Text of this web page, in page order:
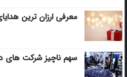
معرفی ارزان ترین
سهم ناچیز شرکت های